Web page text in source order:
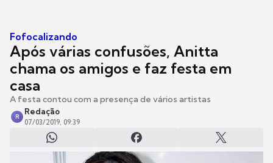
Fofocalizando
Após várias confusões, Anitta
chama os amigos e faz festa em
casa
A festa contou com a presença de vários artistas
R
Redação
07/03/2019, 09:39